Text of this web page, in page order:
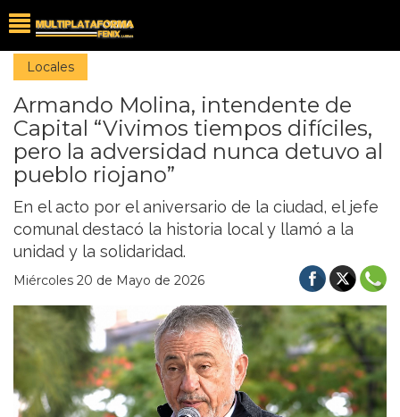
Locales
Armando Molina, intendente de
Capital “Vivimos tiempos difíciles,
pero la adversidad nunca detuvo al
pueblo riojano”
En el acto por el aniversario de la ciudad, el jefe
comunal destacó la historia local y llamó a la
unidad y la solidaridad.
Miércoles 20 de Mayo de 2026